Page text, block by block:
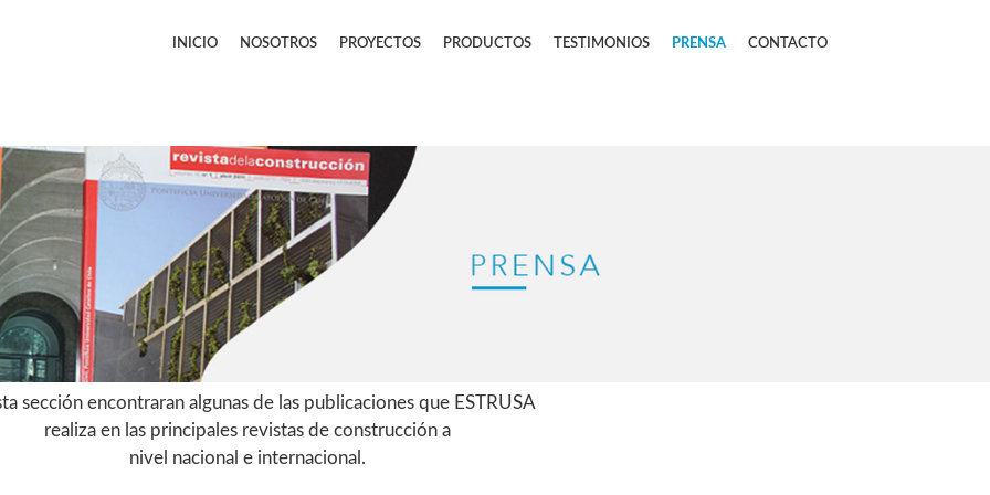
INICIO NOSOTROS PROYECTOS PRODUCTOS TESTIMONIOS PRENSA CONTACTO
sección encontraran algunas de las publicaciones que ESTRUSA
realiza en las principales revistas de construcción a
nivel nacional e internacional.